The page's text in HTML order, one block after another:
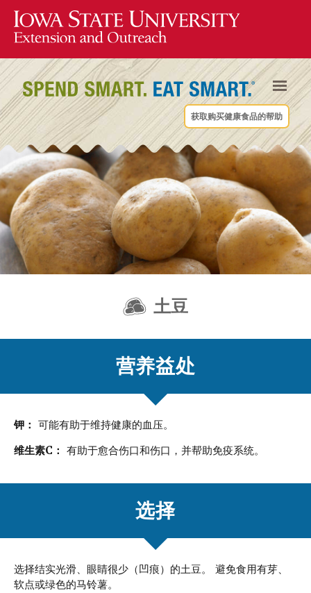
获取购买健康食品的帮助
土豆
营养益处
钾： 可能有助于维持健康的血压。
维生素C： 有助于愈合伤口和伤口，并帮助免疫系统。
选择
选择结实光滑、眼睛很少（凹痕）的土豆。 避免食用有芽、
软点或绿色的马铃薯。